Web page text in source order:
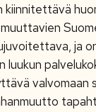
ja
luukun
valvomaan